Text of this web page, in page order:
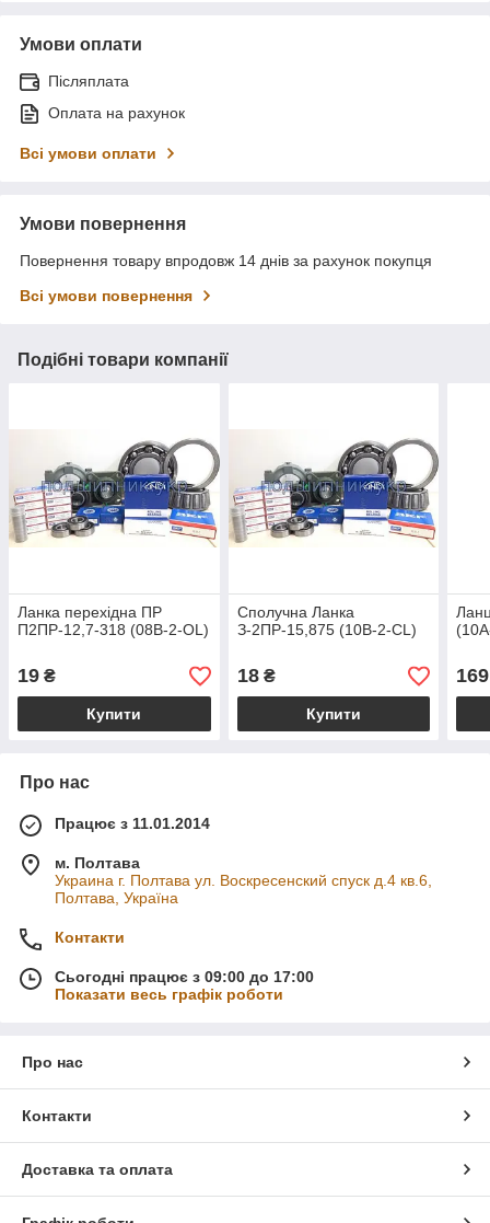
Умови оплати
Післяплата
Оплата на рахунок
Всі умови оплати
Умови повернення
Повернення товару впродовж 14 днів за рахунок покупця
Всі умови повернення
Подібні товари компанії
Ланка перехідна ПР
П2ПР-12,7-318 (08B-2-ОL)
19 ₴
Купити
Сполучна Ланка
З-2ПР-15,875 (10B-2-CL)
18₴
Купити
169
Про нас
Працює з 11.01.2014
м. Полтава
Украина г. Полтава ул. Воскресенский спуск д.4 кв.6,
Полтава, Україна
Контакти
Сьогодні працює з 09:00 до 17:00
Показати весь графік роботи
Про нас
Контакти
Доставка та оплата